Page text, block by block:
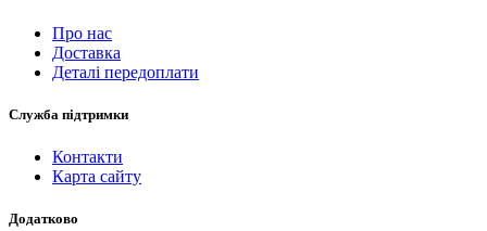
Про нас
Доставка
Деталі передоплати
Служба підтримки
Контакти
Карта сайту
Додатково